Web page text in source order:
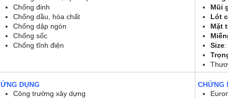
Chống đinh
Chống dầu, hóa chất
Chống dập ngón
Chống sốc
Chống tĩnh điện
Mũi
Lót
Mặt
Size
ỨNG DỤNG
Công trường xây dựng
CHỨNG